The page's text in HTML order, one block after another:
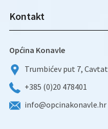
Kontakt
Općina Konavle
Trumbićev put 7, Cavtat
+385 (0)20 478401
info@opcinakonavle.hr